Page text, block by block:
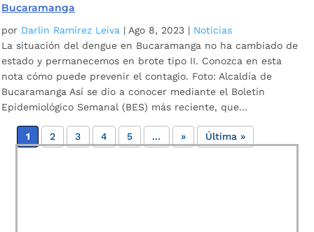
Bucaramanga
por Darlin Ramírez Leiva |Ago 8, 2023 | Noticias
La situación del dengue en Bucaramanga no ha cambiado de
estado y permanecemos en brote tipo II. Conozca en esta
nota cómo puede prevenir el contagio. Foto: Alcaldía de
Bucaramanga Así se dio a conocer mediante el Boletín
Epidemiológico Semanal (BES) más reciente, que...
1 2 3 4 5 ... » Última »